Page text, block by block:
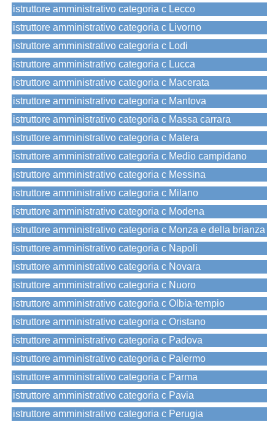
istruttore amministrativo categoria c Lecco
istruttore amministrativo categoria c Livorno
istruttore amministrativo categoria c Lodi
istruttore amministrativo categoria c Lucca
istruttore amministrativo categoria c Macerata
istruttore amministrativo categoria c Mantova
istruttore amministrativo categoria c Massa carrara
istruttore amministrativo categoria c Matera
istruttore amministrativo categoria c Medio campidano
istruttore amministrativo categoria c Messina
istruttore amministrativo categoria c Milano
istruttore amministrativo categoria c Modena
istruttore amministrativo categoria c Monza e della brianza
istruttore amministrativo categoria c Napoli
istruttore amministrativo categoria c Novara
istruttore amministrativo categoria c Nuoro
istruttore amministrativo categoria c Olbia-tempio
istruttore amministrativo categoria c Oristano
istruttore amministrativo categoria c Padova
istruttore amministrativo categoria c Palermo
istruttore amministrativo categoria c Parma
istruttore amministrativo categoria c Pavia
istruttore amministrativo categoria c Perugia